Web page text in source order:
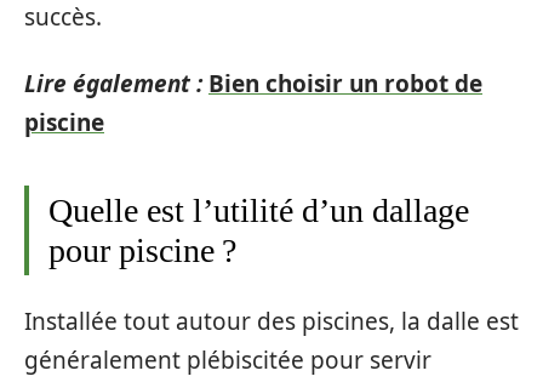
succès.
Lire également : Bien choisir un robot de
piscine
Quelle est l’utilité d’un dallage
pour piscine ?
Installée tout autour des piscines, la dalle est
généralement plébiscitée pour servir